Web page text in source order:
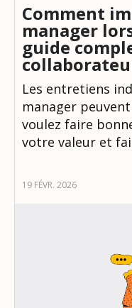
Comment
manager
guide
Les entretiens
manager
voulez faire
votre valeur et
19 FÉVR. 2026